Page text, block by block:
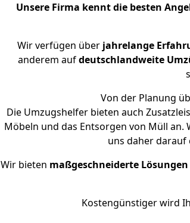
Unsere Firma kennt die besten
Wir verfügen über jahrelange
anderem aufdeutschlandweite
Von der Planung
Die Umzugshelfer bieten auch
Möbeln und das Entsorgen von Müll
uns daher darauf
Wir bieten maßgeschneiderte Lösungen
Kostengünstiger wird